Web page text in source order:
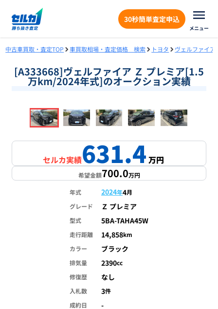
30秒簡単査定申込
メニュー
中古車買取・査定TOP 車買取相場・査定価格 検索 トヨタ ヴェルファイア
[A333668]ヴェルファイア Ｚ プレミア[1.5
万km/2024年式]のオークション実績
1/18
セルカ実績631.4万円
希望金額700.0万円
年式 2024年4月
グレード
Ｚ プレミア
型式 5BA-TAHA45W
走行距離 14,858km
カラー
ブラック
排気量 2390cc
修復歴
なし
入札数 3件
成約日
-